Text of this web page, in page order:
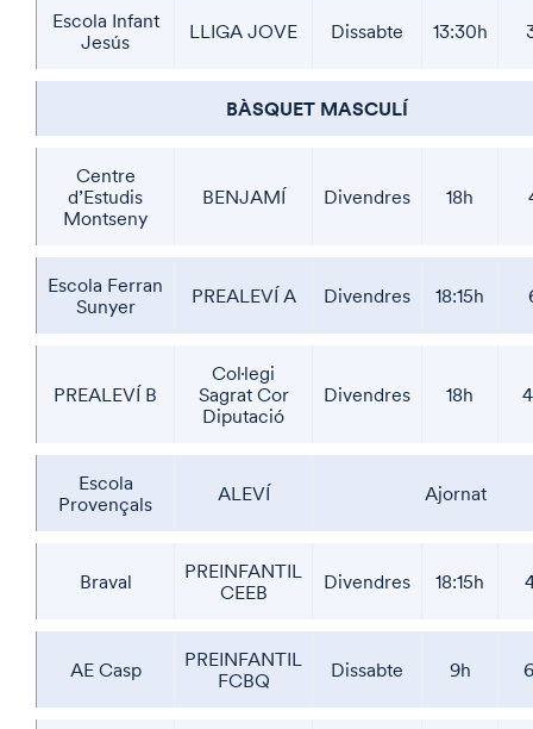
Escola Infant
Jesús
LLIGA JOVE Dissabte 13:30h
BÀSQUET MASCULÍ
Centre
d’Estudis
Montseny
BENJAMÍ Divendres 18h
Escola Ferran
Sunyer
PREALEVÍ A Divendres 18:15h
PREALEVÍ B
Col·legi
Sagrat Cor
Diputació
Divendres 18h
Escola
Provençals
ALEVÍ Ajornat
Braval
PREINFANTIL
CEEB
Divendres 18:15h
AE Casp
PREINFANTIL
FCBQ
Dissabte 9h